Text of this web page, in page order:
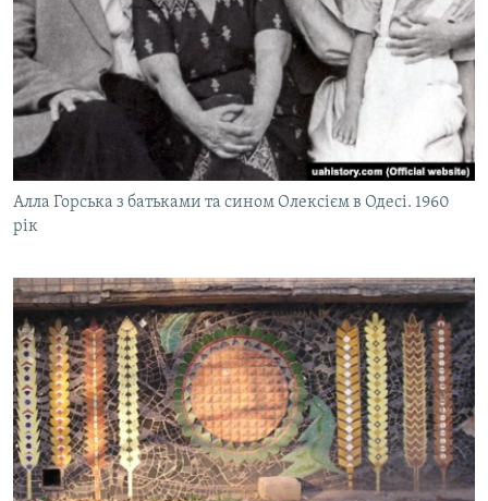
Алла Горська з батьками та сином Олексієм в Одесі. 1960
рік